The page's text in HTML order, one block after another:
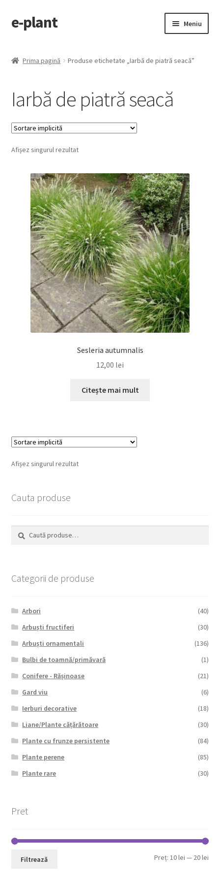
Sari
la
Sari
la
e-plant Meniu
Contact
Checkout
Prima pagină Produse etichetate „Iarbă de piatră seacă”
Iarbă de piatră seacă
Afișez singurul rezultat
Sesleria autumnalis
12,00 lei
Citește mai mult
Afișez singurul rezultat
Cauta produse
Caută
după:
Caută
Categorii de produse
Arbori
(40)
Arbuști fructiferi
(30)
Arbuști ornamentali
(136)
Bulbi de toamnă/primăvară
(1)
Conifere - Rășinoase
(21)
Gard viu
(6)
Ierburi decorative
(18)
Liane/Plante cățărătoare
(30)
Plante cu frunze persistente
(84)
Plante perene
(85)
Plante rare
(30)
Pret
Filtrează Preț:10 lei — 20 lei